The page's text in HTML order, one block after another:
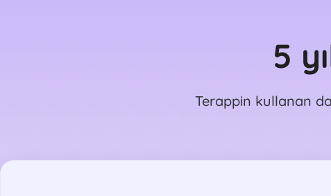
5
Terappin kullanan